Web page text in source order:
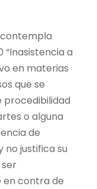
“Inasistencia a
en materias
que se
procedibilidad
o alguna
de
no justifica su
en contra de